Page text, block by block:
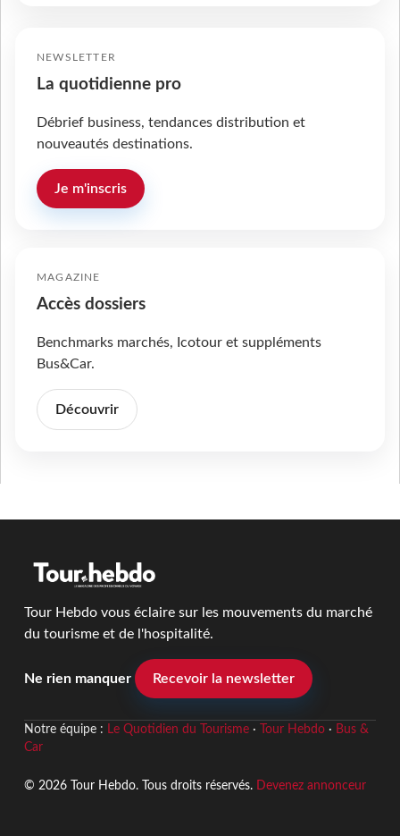
NEWSLETTER
La quotidienne pro
Débrief business, tendances distribution et
nouveautés destinations.
Je m'inscris
MAGAZINE
Accès dossiers
Benchmarks marchés, Icotour et suppléments
Bus&Car.
Découvrir
Tour Hebdo vous éclaire sur les mouvements du marché
du tourisme et de l'hospitalité.
Ne rien manquer Recevoir la newsletter
Notre équipe : Le Quotidien du Tourisme· Tour Hebdo· Bus &
Car
© 2026 Tour Hebdo. Tous droits réservés. Devenez annonceur